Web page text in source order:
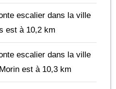
escalier dans la ville
est à 10,2 km
escalier dans la ville
est à 10,3 km